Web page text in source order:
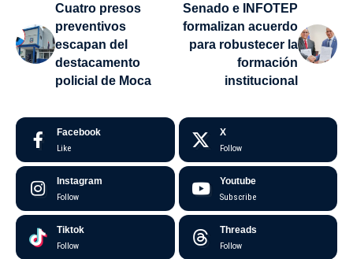
Cuatro presos
preventivos
escapan del
destacamento
policial de Moca
Senado e INFOTEP
formalizan acuerdo
para robustecer la
formación
institucional
Facebook
Like
X
Follow
Instagram
Follow
Youtube
Subscribe
Tiktok
Follow
Threads
Follow